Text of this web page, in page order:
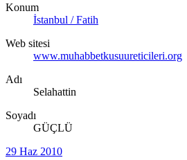
Konum
İstanbul / Fatih
Web sitesi
www.muhabbetkusuureticileri.org
Adı
Selahattin
Soyadı
GÜÇLÜ
29 Haz 2010